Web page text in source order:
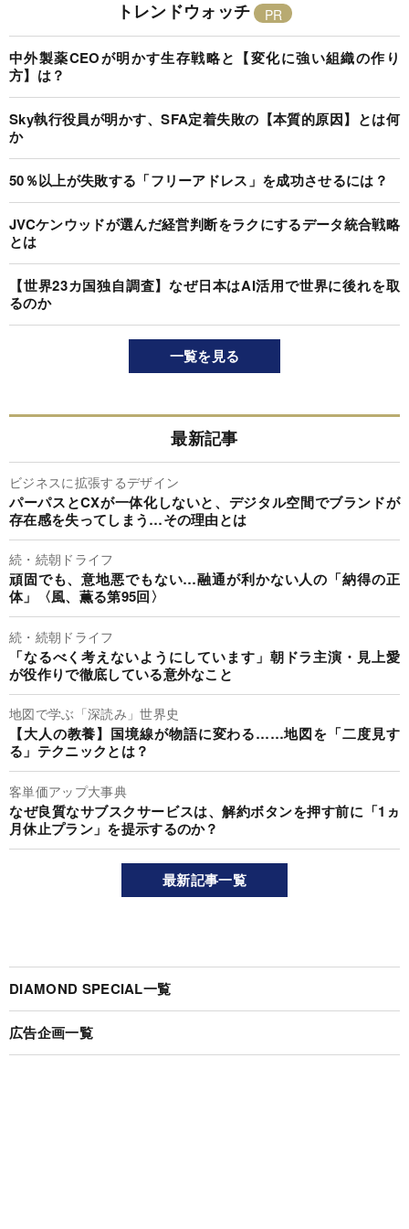
トレンドウォッチ
中外製薬CEOが明かす生存戦略と【変化に強い組織の作り
方】は？
Sky執行役員が明かす、SFA定着失敗の【本質的原因】とは何
か
50％以上が失敗する「フリーアドレス」を成功させるには？
JVCケンウッドが選んだ経営判断をラクにするデータ統合戦略
とは
【世界23カ国独自調査】なぜ日本はAI活用で世界に後れを取
るのか
一覧を見る
最新記事
ビジネスに拡張するデザイン
パーパスとCXが一体化しないと、デジタル空間でブランドが
存在感を失ってしまう…その理由とは
続・続朝ドライフ
頑固でも、意地悪でもない…融通が利かない人の「納得の正
体」〈風、薫る第95回〉
続・続朝ドライフ
「なるべく考えないようにしています」朝ドラ主演・見上愛
が役作りで徹底している意外なこと
地図で学ぶ「深読み」世界史
【大人の教養】国境線が物語に変わる……地図を「二度見す
る」テクニックとは？
客単価アップ大事典
なぜ良質なサブスクサービスは、解約ボタンを押す前に「1ヵ
月休止プラン」を提示するのか？
最新記事一覧
DIAMOND SPECIAL一覧
広告企画一覧